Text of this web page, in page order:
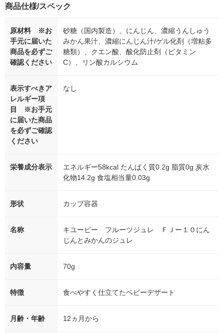
商品仕様/スペック
原材料 ※お
手元に届いた
商品を必ずご
確認ください
砂糖（国内製造）、にんじん、濃縮うんしゅう
みかん果汁、濃縮にんじん汁/ゲル化剤（増粘多
糖類）、クエン酸、酸化防止剤（ビタミン
C）、リン酸カルシウム
表示すべきア
レルギー項
目 ※お手元
に届いた商品
を必ずご確認
ください
なし
栄養成分表示
エネルギー58kcal たんぱく質0.2g 脂質0g 炭水
化物14.2g 食塩相当量0.03g
形状 カップ容器
名称
キユーピー フルーツジュレ ＦＪー１０にん
じんとみかんのジュレ
内容量 70g
特徴 食べやすく仕立てたベビーデザート
月齢・年齢 12ヵ月から